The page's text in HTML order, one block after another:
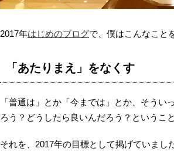
2017年はじめのブログで、僕はこんなこと
「あたりまえ」をなくす
「普通は」とか「今までは」とか、そう
ろう？どうしたら良いんだろう？というこ
それを、2017年の目標として掲げていました